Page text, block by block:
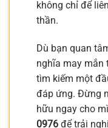
không chỉ để
thần.
Dù bạn quan
nghĩa may mắn
tìm kiếm một
đáp ứng. Đừng
hữu ngay cho
0976 để trải